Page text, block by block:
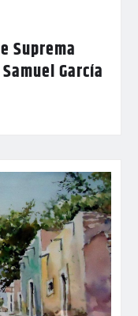
Suprema
García